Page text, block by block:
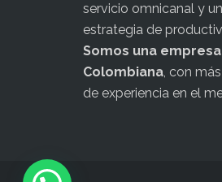
servicio omnicanal y
estrategia de
Somos una empresa
Colombiana, con
de experiencia en el